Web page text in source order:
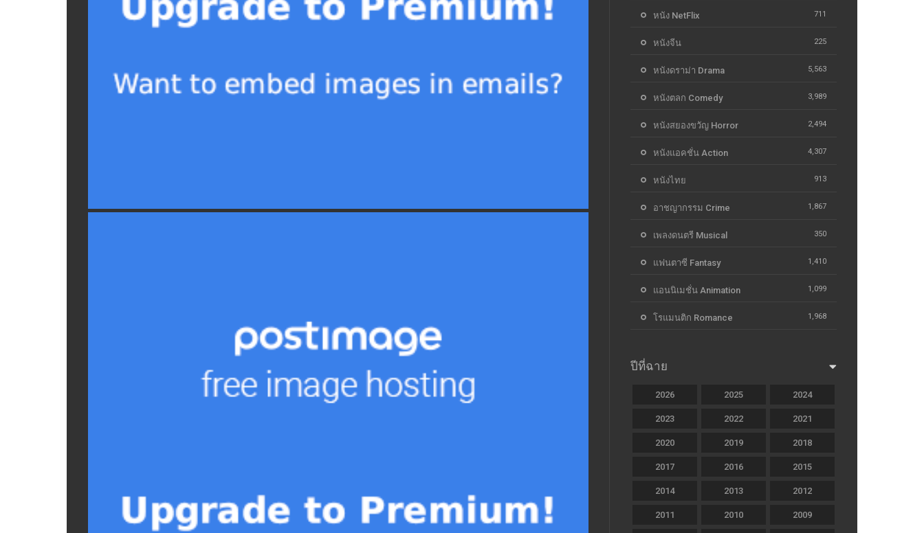
หนัง NetFlix 711
หนังจีน 225
หนังดราม่า Drama 5,563
หนังตลก Comedy 3,989
หนังสยองขวัญ Horror 2,494
หนังแอคชั่น Action 4,307
หนังไทย 913
อาชญากรรม Crime 1,867
เพลงดนตรี Musical 350
แฟนตาซี Fantasy 1,410
แอนนิเมชั่น Animation 1,099
โรแมนติก Romance 1,968
ปีที่ฉาย
2026 2025 2024
2023 2022 2021
2020 2019 2018
2017 2016 2015
2014 2013 2012
2011 2010 2009